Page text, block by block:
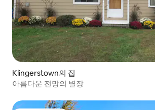
Klingerstown의 집
아름다운 전망의 별장